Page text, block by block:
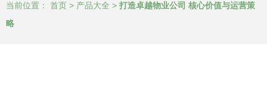
当前位置： 首页 > 产品大全 > 打造卓越物业公司 核心价值与运营策
略